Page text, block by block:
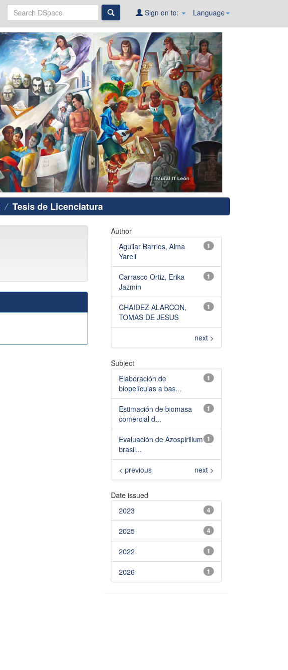
Language
Sign on to:
Tesis de Licenciatura
Author
1
Aguilar Barrios, Alma
Yareli
1
Carrasco Ortiz, Erika
Jazmin
1
CHAIDEZ ALARCON,
TOMAS DE JESUS
next >
Subject
1
Elaboración de
biopelículas a bas...
1
Estimación de biomasa
comercial d...
1
Evaluación de Azospirillum
brasil...
< previous next >
Date issued
4
2023
4
2025
1
2022
1
2026